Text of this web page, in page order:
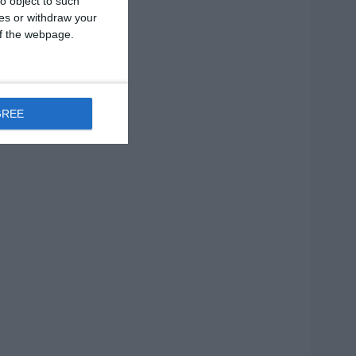
or withdraw your
webpage.